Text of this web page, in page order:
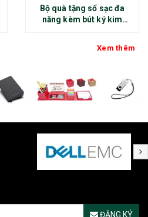
Bộ quà tặng sổ sạc đa
năng kèm bút ký kim
Xem thêm
ĐĂNG KÝ